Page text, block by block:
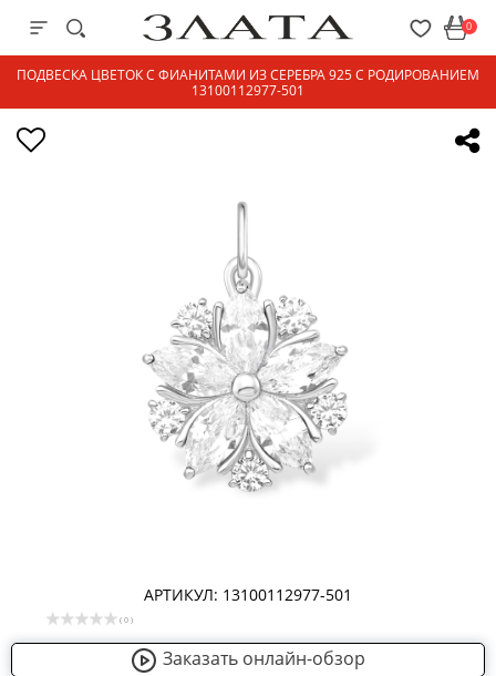
0
ПОДВЕСКА ЦВЕТОК С ФИАНИТАМИ ИЗ СЕРЕБРА 925 С РОДИРОВАНИЕМ
13100112977-501
АРТИКУЛ: 13100112977-501
( 0 )
Заказать онлайн-обзор